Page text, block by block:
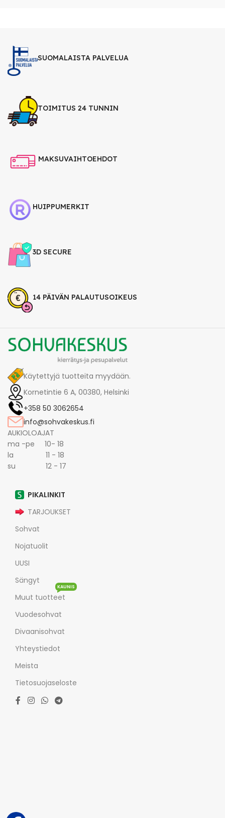
SUOMALAISTA PALVELUA
TOIMITUS 24 TUNNIN
MAKSUVAIHTOEHDOT
HUIPPUMERKIT
3D SECURE
14 PÄIVÄN PALAUTUSOIKEUS
Käytettyjä tuotteita myydään.
Kornetintie 6 A, 00380, Helsinki
+358 50 3062654
info@sohvakeskus.fi
AUKIOLOAJAT
ma -pe 10- 18
la 11 - 18
su 12 - 17
PIKALINKIT
TARJOUKSET
Sohvat
Nojatuolit
UUSI
Sängyt
Muut tuotteet
KAUNIS
Vuodesohvat
Divaanisohvat
Yhteystiedot
Meista
Tietosuojaseloste